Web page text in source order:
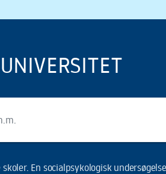
undersøgelse af de grundlæggende antagelser bag